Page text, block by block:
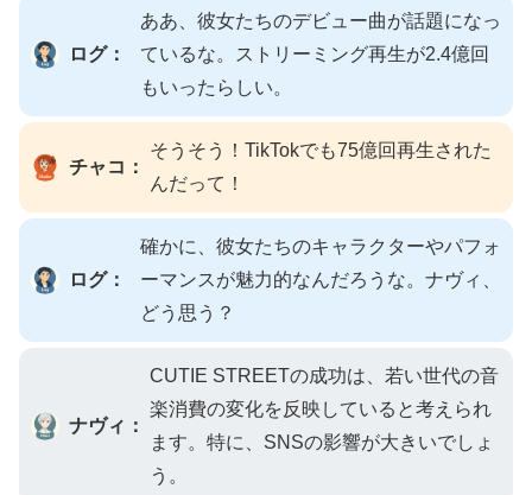
ログ：
ああ、彼女たちのデビュー曲が話題になっ
ているな。ストリーミング再生が2.4億回
もいったらしい。
チャコ：
そうそう！TikTokでも75億回再生された
んだって！
ログ：
確かに、彼女たちのキャラクターやパフォ
ーマンスが魅力的なんだろうな。ナヴィ、
どう思う？
ナヴィ：
CUTIE STREETの成功は、若い世代の音
楽消費の変化を反映していると考えられ
ます。特に、SNSの影響が大きいでしょ
う。